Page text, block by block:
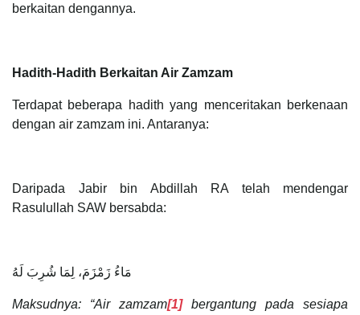
berkaitan dengannya.
Hadith-Hadith Berkaitan Air Zamzam
Terdapat beberapa hadith yang menceritakan berkenaan
dengan air zamzam ini. Antaranya:
Daripada Jabir bin Abdillah RA telah mendengar
Rasulullah SAW bersabda:
مَاءُ زَمْزَمَ، لِمَا شُرِبَ لَهُ
Maksudnya: “Air zamzam[1]bergantung pada sesiapa